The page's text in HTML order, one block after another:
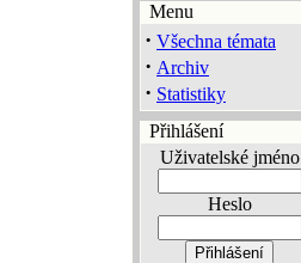
Menu
· Všechna témata
· Archiv
· Statistiky
Přihlášení
Uživatelské jméno
Heslo